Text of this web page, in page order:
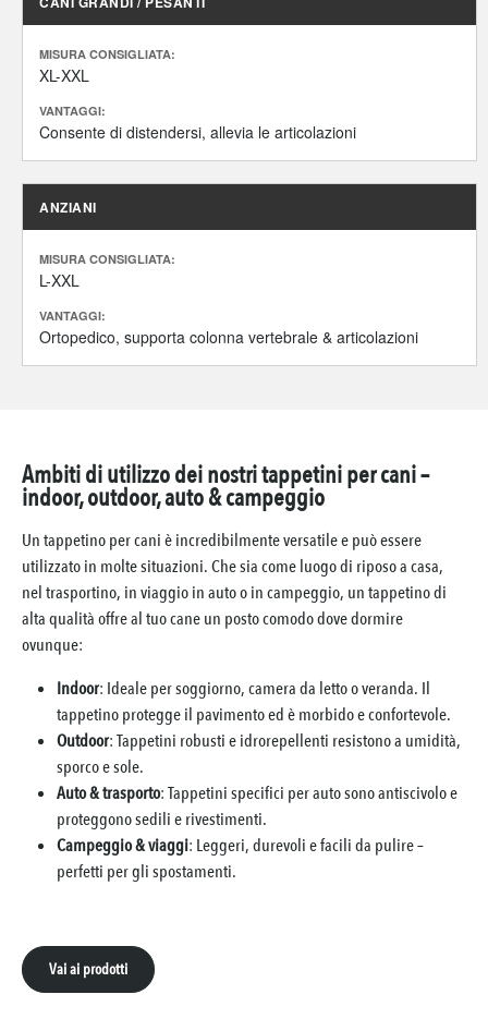
MISURA CONSIGLIATA:
XL-XXL
VANTAGGI:
Consente di distendersi, allevia le articolazioni
ANZIANI
MISURA CONSIGLIATA:
L-XXL
VANTAGGI:
Ortopedico, supporta colonna vertebrale & articolazioni
Ambiti di utilizzo dei nostri tappetini per cani –
indoor, outdoor, auto & campeggio
Un tappetino per cani è incredibilmente versatile e può essere
utilizzato in molte situazioni. Che sia come luogo di riposo a casa,
nel trasportino, in viaggio in auto o in campeggio, un tappetino di
alta qualità offre al tuocaneun posto comodo dove dormire
ovunque:
Indoor: Ideale per soggiorno, camera da letto o veranda. Il
tappetino protegge il pavimento ed è morbido e confortevole.
Outdoor: Tappetini robusti e idrorepellenti resistono a umidità,
sporco e sole.
Auto & trasporto: Tappetini specifici per auto sono antiscivolo e
proteggono sedili e rivestimenti.
Campeggio & viaggi: Leggeri, durevoli e facili da pulire –
perfetti per gli spostamenti.
Vai ai prodotti